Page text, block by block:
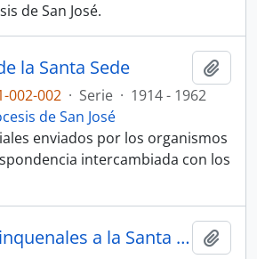
de San José.
la Santa Sede
002-002 · Serie · 1914 - 1962
de San José
enviados por los organismos
intercambiada con los
Relaciones quinquenales a la Santa Sede